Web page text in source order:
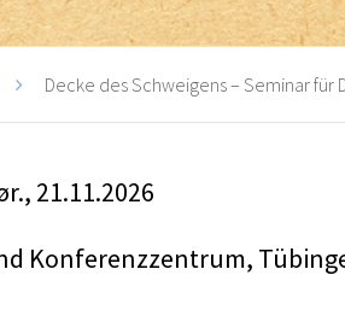
Decke des Schweigens – Seminar für
21.11.2026
Konferenzzentrum,